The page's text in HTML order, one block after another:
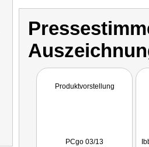
Produktvorstellung
PCgo 03/13